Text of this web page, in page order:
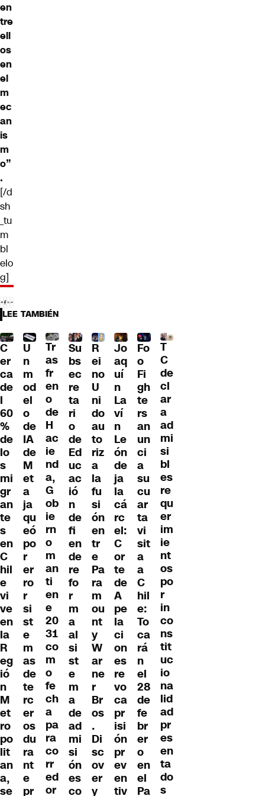
en
tre
ell
os
en
el
m
ec
an
is
m
o”
.
[/d
sh
_tu
m
bl
elo
g]
LEE TAMBIÉN
C
er
ca
de
l
60
%
de
lo
s
mi
gr
an
te
s
en
C
hil
e
vi
ve
en
la
R
eg
ió
n
M
et
ro
po
lit
an
a,
se
U
n
m
od
el
o
de
IA
de
M
et
a
ja
qu
eó
po
r
er
ro
r
si
st
e
m
as
de
te
rc
er
os
du
ra
nt
e
pr
Tr
as
fr
en
o
de
H
ac
ie
nd
a,
G
ob
ie
rn
o
m
an
ti
en
e
20
31
co
m
o
fe
ch
a
pa
ra
co
rr
ed
or
Su
bs
ec
re
ta
ri
o
de
Ed
uc
ac
ió
n
de
fi
en
de
re
fo
r
m
a
al
si
st
e
m
a
de
ad
mi
si
ón
es
co
R
ei
no
U
ni
do
au
to
riz
a
la
fu
si
ón
en
tr
e
Pa
ra
m
ou
nt
y
W
ar
ne
r
Br
os
.
Di
sc
ov
er
y
Jo
aq
uí
n
La
ví
n
Le
ón
de
ja
la
cá
rc
el:
C
or
te
de
A
pe
la
ci
on
es
re
vo
ca
pr
isi
ón
pr
ev
en
tiv
Fo
o
Fi
gh
te
rs
an
un
ci
a
su
cu
ar
ta
vi
sit
a
a
C
hil
e:
To
ca
rá
n
el
28
de
fe
br
er
o
en
el
Pa
T
C
de
cl
ar
a
ad
mi
si
bl
es
re
qu
er
im
ie
nt
os
po
r
in
co
ns
tit
uc
io
na
lid
ad
pr
es
en
ta
do
s